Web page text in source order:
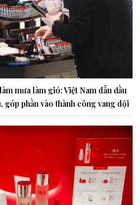
mưa làm gió: Việt Nam dẫn đầu
góp phần vào thành công vang dội